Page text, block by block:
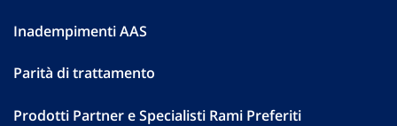
Inadempimenti AAS
Parità di trattamento
Prodotti Partner e Specialisti Rami Preferiti